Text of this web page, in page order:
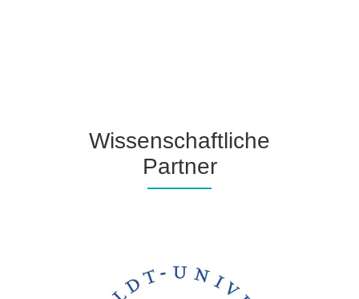
Wissenschaftliche
Partner